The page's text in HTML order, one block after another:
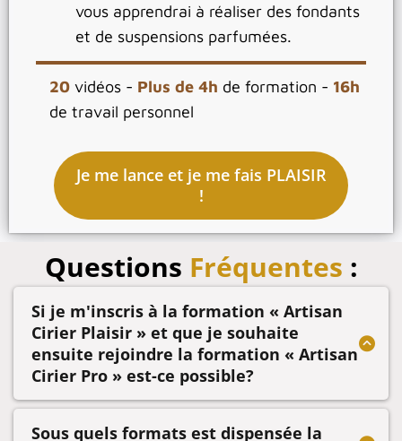
vous apprendrai à réaliser des fondants
et de suspensions parfumées.
20 vidéos - Plus de 4h de formation - 16h
de travail personnel
Je me lance et je me fais PLAISIR
!
Questions Fréquentes :
Si je m'inscris à la formation « Artisan
Cirier Plaisir » et que je souhaite
ensuite rejoindre la formation « Artisan
Cirier Pro » est-ce possible?
Oui, cela est tout à fait possible. Il vous suffira de
m'envoyer un email pour recevoir le lien qui vous
Sous quels formats est dispensée la